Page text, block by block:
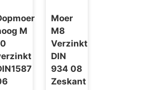
M
Moer
M8
Verzinkt
DIN
934 08
Zeskant